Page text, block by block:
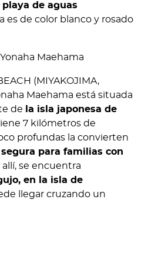
playa de aguas
es de color blanco y rosado
(MIYAKOJIMA,
Maehama está situada
de
la isla japonesa de
7 kilómetros de
profundas la convierten
para familias con
se encuentra
en la isla de
llegar cruzando un